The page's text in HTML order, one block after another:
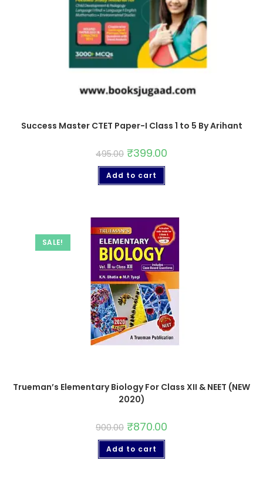
Success Master CTET Paper-I Class 1 to 5 By Arihant
495.00 ₹399.00
Add to cart
SALE!
Trueman’s Elementary Biology For Class XII & NEET (NEW
2020)
900.00 ₹870.00
Add to cart